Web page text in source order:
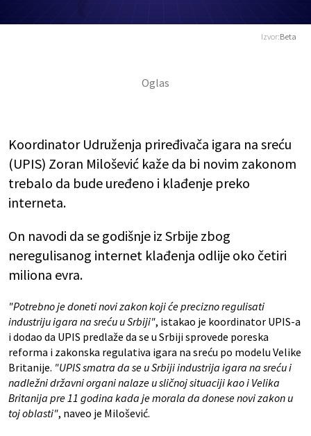
Izvor:Beta
Koordinator Udruženja priređivača igara na sreću
(UPIS) Zoran Milošević kaže da bi novim zakonom
trebalo da bude uređeno i klađenje preko
interneta.
On navodi da se godišnje iz Srbije zbog
neregulisanog internet klađenja odlije oko četiri
miliona evra.
"Potrebno je doneti novi zakon koji će precizno regulisati
industriju igara na sreću u Srbiji", istakao je koordinator UPIS-a
i dodao da UPIS predlaže da se u Srbiji sprovede poreska
reforma i zakonska regulativa igara na sreću po modelu Velike
Britanije. "UPIS smatra da se u Srbiji industrija igara na sreću i
nadležni državni organi nalaze u sličnoj situaciji kao i Velika
Britanija pre 11 godina kada je morala da donese novi zakon u
toj oblasti", naveo je Milošević.